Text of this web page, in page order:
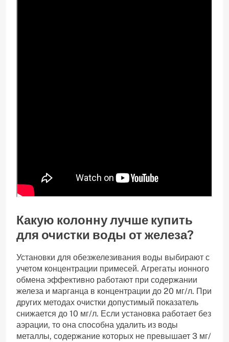
Какую колонну лучше купить
для очистки воды от железа?
Установки для обезжелезивания воды выбирают с
учетом концентрации примесей. Агрегаты ионного
обмена эффективно работают при содержании
железа и марганца в концентрации до 20 мг/л. При
других методах очистки допустимый показатель
снижается до 10 мг/л. Если установка работает без
аэрации, то она способна удалить из воды
металлы, содержание которых не превышает 3 мг/